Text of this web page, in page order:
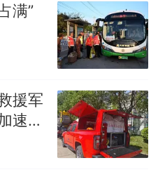
满”
援军
速崛